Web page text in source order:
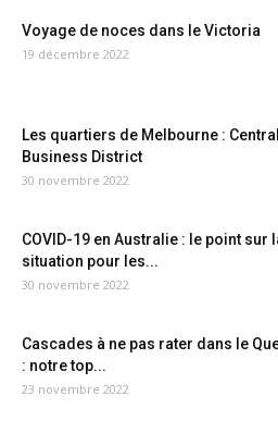
Voyage de noces dans le Victoria
19 décembre 2022
Les quartiers de Melbourne : Central
Business District
30 novembre 2022
COVID-19 en Australie : le point sur
situation pour les...
30 novembre 2022
Cascades à ne pas rater dans le
: notre top...
23 novembre 2022